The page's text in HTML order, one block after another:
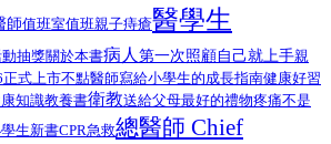
師值班室值班親子痔瘡醫學生
抽獎關於本書病人 第一次照顧自己就上手親
正式上市不點醫師寫給小學生的成長指南健康好習
知識教養書衛教送給父母最好的禮物疼痛不是
生新書CPR急救總醫師 Chief